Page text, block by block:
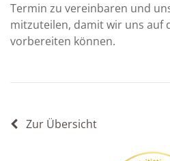
Termin zu vereinbaren und
mitzuteilen, damit wir uns auf
vorbereiten können.
Zur Übersicht